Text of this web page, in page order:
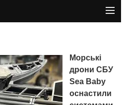
Морські
дрони СБУ
Sea Baby
оснастили